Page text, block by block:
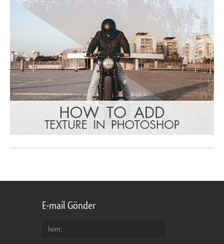
E-mail Gönder
İsim